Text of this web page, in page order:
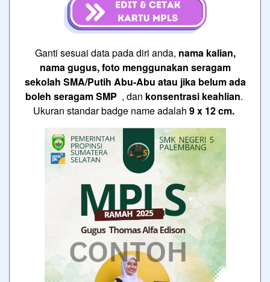
Ganti sesuai data pada diri anda, nama kalian,
nama gugus, foto menggunakan seragam
sekolah SMA/Putih Abu-Abu atau jika belum ada
boleh seragam SMP , dan konsentrasi keahlian.
Ukuran standar badge name adalah 9 x 12 cm.